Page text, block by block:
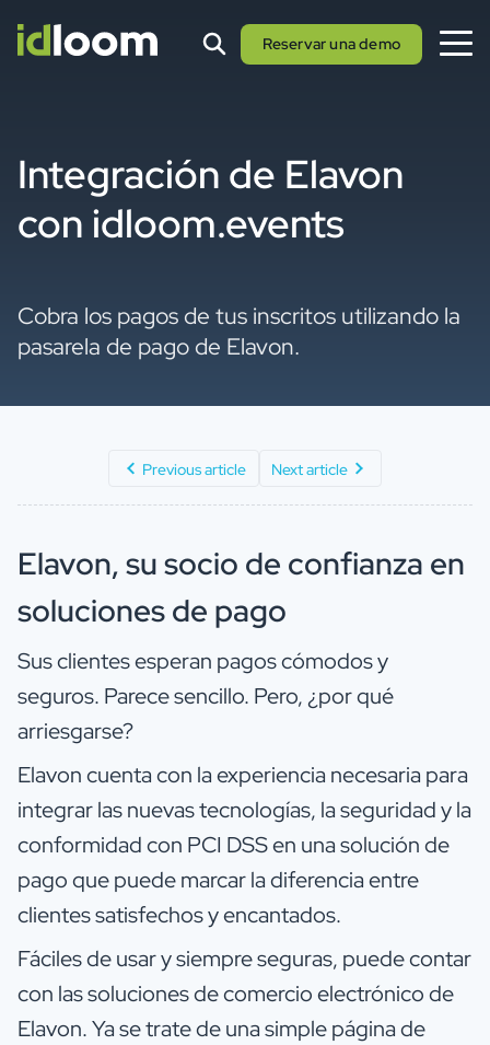
Reservar una demo
Integración de Elavon
con idloom.events
Cobra los pagos de tus inscritos utilizando la
pasarela de pago de Elavon.
Previous article Next article
Elavon, su socio de confianza en
soluciones de pago
Sus clientes esperan pagos cómodos y
seguros. Parece sencillo. Pero, ¿por qué
arriesgarse?
Elavon cuenta con la experiencia necesaria para
integrar las nuevas tecnologías, la seguridad y la
conformidad con PCI DSS en una solución de
pago que puede marcar la diferencia entre
clientes satisfechos y encantados.
Fáciles de usar y siempre seguras, puede contar
con las soluciones de comercio electrónico de
Elavon. Ya se trate de una simple página de